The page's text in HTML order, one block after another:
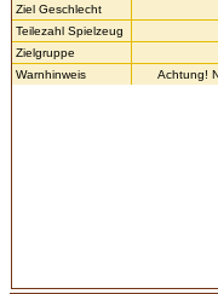
Ziel Geschlecht
Teilezahl Spielzeug
Zielgruppe
Warnhinweis
Achtung!